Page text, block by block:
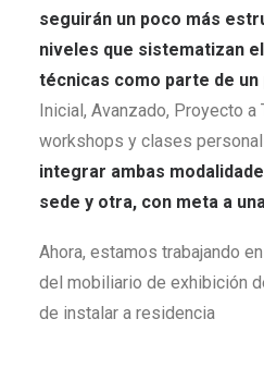
seguirán un poco más
niveles que sistematizan
técnicas como parte de
Inicial, Avanzado, Proyecto a
workshops y clases
integrar ambas
sede y otra, con meta a
Ahora, estamos trabajando
del mobiliario de exhibición
de instalar a residencia